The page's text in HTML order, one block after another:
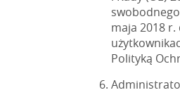
maja 2018
Polityką